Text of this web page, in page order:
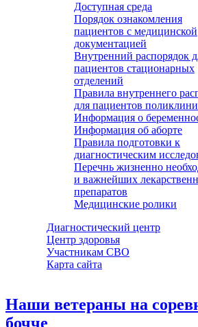
Доступная среда
Порядок ознакомления
пациентов с медицинской
документацией
Внутренний распорядок
пациентов стационарных
отделений
Правила внутреннего
для пациентов
Информация о
Информация об аборте
Правила подготовки к
диагностическим
Перечнь жизненно
и важнейших
препаратов
Медицинские ролики
Диагностический центр
Центр здоровья
Участникам СВО
Карта сайта
Наши ветераны на
бочче